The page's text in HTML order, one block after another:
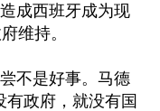
成西班牙成为现
维持。
不是好事。马德
有政府，就没有国